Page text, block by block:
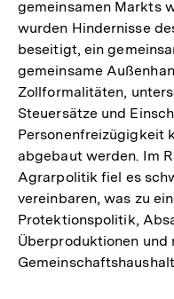
gemeinsamen Markts
wurden Hindernisse
beseitigt, ein
gemeinsame
Zollformalitäten,
Steuersätze und
Personenfreizügigkeit
abgebaut werden. Im
Agrarpolitik fiel es
vereinbaren, was zu
Protektionspolitik,
Überproduktionen und